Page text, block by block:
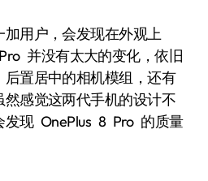
用户，会发现在外观上
并没有太大的变化，依旧
置居中的相机模组，还有
感觉这两代手机的设计不
发现 OnePlus 8 Pro 的质量